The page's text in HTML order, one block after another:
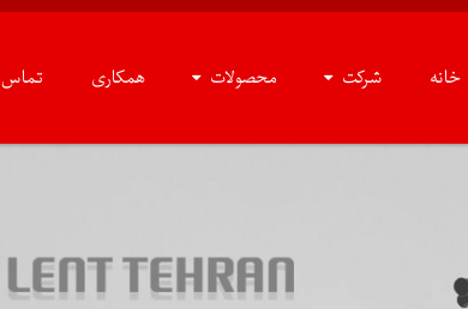
خانه شرکت محصولات همکاری
تماس